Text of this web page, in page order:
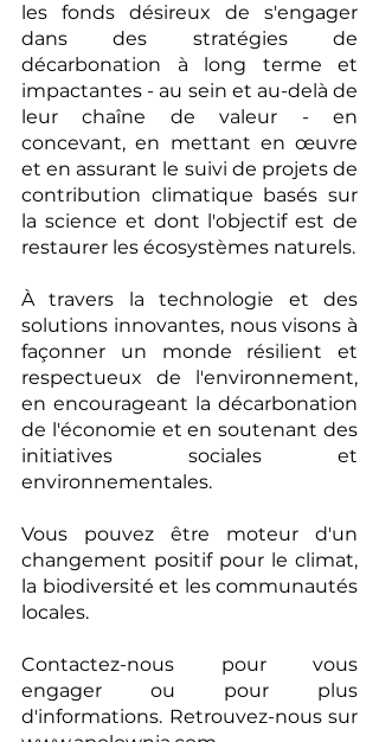
les fonds désireux de s'engager
dans des stratégies de
décarbonation à long terme et
impactantes - au sein et au-delà de
leur chaîne de valeur - en
concevant, en mettant en œuvre
et en assurant le suivi de projets de
contribution climatique basés sur
la science et dont l'objectif est de
restaurer les écosystèmes naturels.
À travers la technologie et des
solutions innovantes, nous visons à
façonner un monde résilient et
respectueux de l'environnement,
en encourageant la décarbonation
de l'économie et en soutenant des
initiatives sociales et
environnementales.
Vous pouvez être moteur d'un
changement positif pour le climat,
la biodiversité et les communautés
locales.
Contactez-nous pour vous
engager ou pour plus